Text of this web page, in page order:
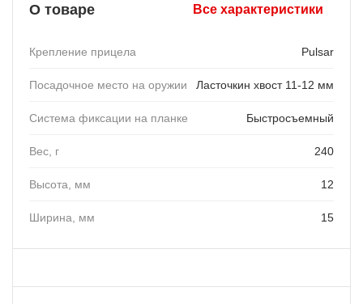
О товаре Все характеристики
Крепление прицела Pulsar
Посадочное место на оружии Ласточкин хвост 11-12 мм
Система фиксации на планке Быстросъемный
Вес, г 240
Высота, мм 12
Ширина, мм 15